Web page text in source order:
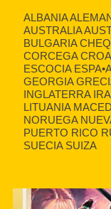
ALBANIA
AUSTRALIA
BULGARIA
CORCEGA
ESCOCIA
GEORGIA
INGLATERRA
LITUANIA
NORUEGA
PUERTO RICO
SUECIA SUIZA